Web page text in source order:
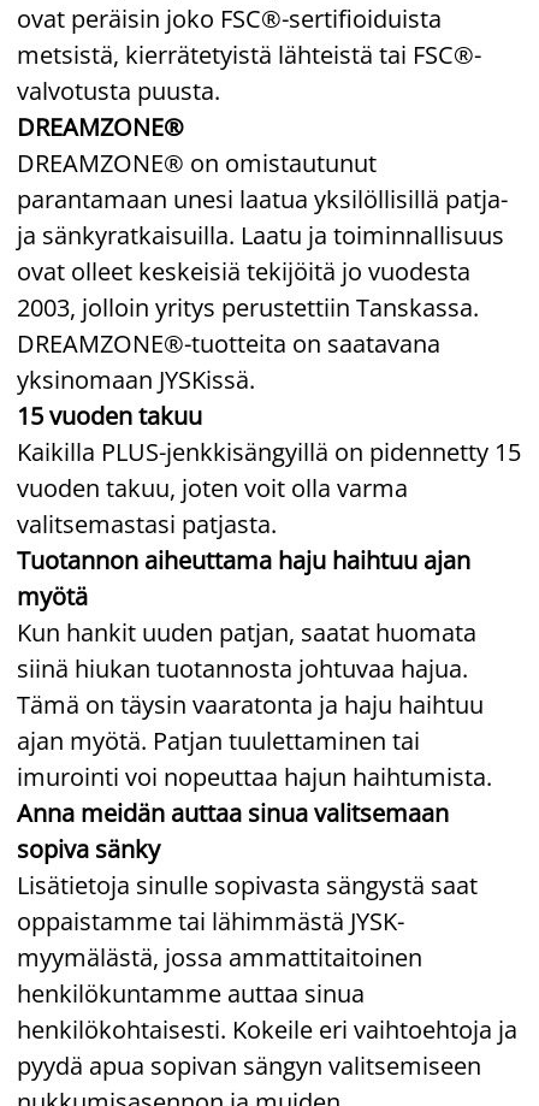
ovat peräisin joko FSC®-sertifioiduista
metsistä, kierrätetyistä lähteistä tai FSC®-
valvotusta puusta.
DREAMZONE®
DREAMZONE® on omistautunut
parantamaan unesi laatua yksilöllisillä patja-
ja sänkyratkaisuilla. Laatu ja toiminnallisuus
ovat olleet keskeisiä tekijöitä jo vuodesta
2003, jolloin yritys perustettiin Tanskassa.
DREAMZONE®-tuotteita on saatavana
yksinomaan JYSKissä.
15 vuoden takuu
Kaikilla PLUS-jenkkisängyillä on pidennetty 15
vuoden takuu, joten voit olla varma
valitsemastasi patjasta.
Tuotannon aiheuttama haju haihtuu ajan
myötä
Kun hankit uuden patjan, saatat huomata
siinä hiukan tuotannosta johtuvaa hajua.
Tämä on täysin vaaratonta ja haju haihtuu
ajan myötä. Patjan tuulettaminen tai
imurointi voi nopeuttaa hajun haihtumista.
Anna meidän auttaa sinua valitsemaan
sopiva sänky
Lisätietoja sinulle sopivasta sängystä saat
oppaistamme tai lähimmästä JYSK-
myymälästä, jossa ammattitaitoinen
henkilökuntamme auttaa sinua
henkilökohtaisesti. Kokeile eri vaihtoehtoja ja
pyydä apua sopivan sängyn valitsemiseen